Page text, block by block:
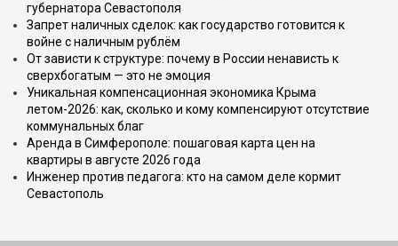
губернатора Севастополя
Запрет наличных сделок: как государство готовится к
войне с наличным рублём
От зависти к структуре: почему в России ненависть к
сверхбогатым — это не эмоция
Уникальная компенсационная экономика Крыма
летом-2026: как, сколько и кому компенсируют отсутствие
коммунальных благ
Аренда в Симферополе: пошаговая карта цен на
квартиры в августе 2026 года
Инженер против педагога: кто на самом деле кормит
Севастополь